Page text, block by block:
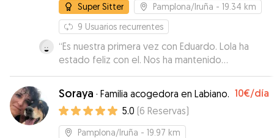
Super Sitter Pamplona/Iruña - 19.34 km
9 Usuarios recurrentes
“Es nuestra primera vez con Eduardo. Lola ha
estado feliz con el. Nos ha mantenido
informados a diario con fotos y videos. Sin duda
alguna, repetiremos!!!
Soraya · Familia acogedora en Labiano. 10€/día
5.0 (6 Reservas)
Pamplona/Iruña - 19.97 km